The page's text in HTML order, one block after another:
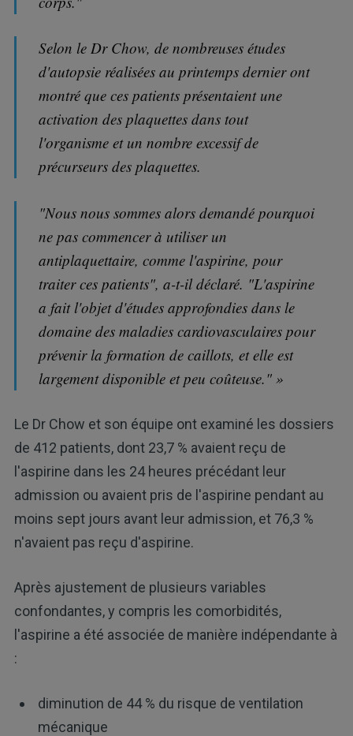
Selon le Dr Chow, de nombreuses études
d'autopsie réalisées au printemps dernier ont
montré que ces patients présentaient une
activation des plaquettes dans tout
l'organisme et un nombre excessif de
précurseurs des plaquettes.
"Nous nous sommes alors demandé pourquoi
ne pas commencer à utiliser un
antiplaquettaire, comme l'aspirine, pour
traiter ces patients", a-t-il déclaré. "L'aspirine
a fait l'objet d'études approfondies dans le
domaine des maladies cardiovasculaires pour
prévenir la formation de caillots, et elle est
largement disponible et peu coûteuse." »
Le Dr Chow et son équipe ont examiné les dossiers
de 412 patients, dont 23,7 % avaient reçu de
l'aspirine dans les 24 heures précédant leur
admission ou avaient pris de l'aspirine pendant au
moins sept jours avant leur admission, et 76,3 %
n'avaient pas reçu d'aspirine.
Après ajustement de plusieurs variables
confondantes, y compris les comorbidités,
l'aspirine a été associée de manière indépendante à
:
diminution de 44 % du risque de ventilation
mécanique